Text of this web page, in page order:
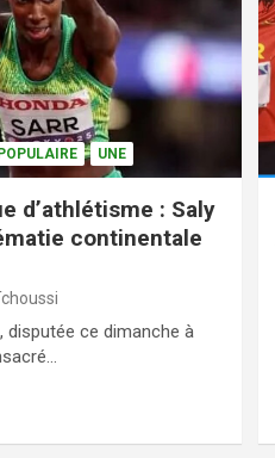
UNE
d’athlétisme : Saly
continentale
disputée ce dimanche à